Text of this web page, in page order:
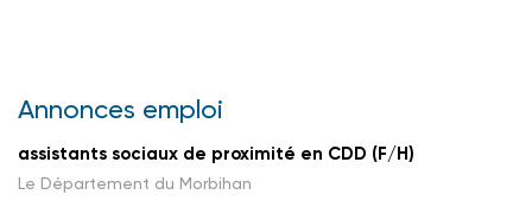
Annonces emploi
assistants sociaux de proximité en CDD (F/H)
Le Département du Morbihan